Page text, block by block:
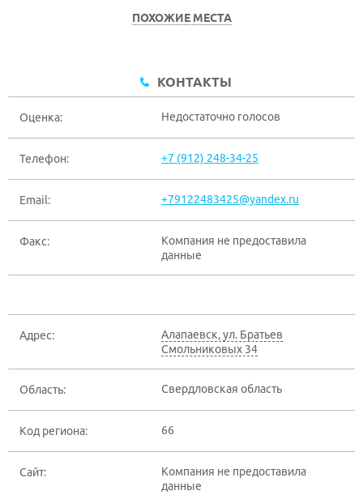
ПОХОЖИЕ МЕСТА
КОНТАКТЫ
Оценка: Недостаточно голосов
Телефон: +7 (912) 248-34-25
Email: +79122483425@yandex.ru
Факс:
Компания не предоставила
данные
Адрес: Алапаевск,ул. Братьев
Смольниковых 34
Область: Свердловская область
Код региона: 66
Сайт:
Компания не предоставила
данные